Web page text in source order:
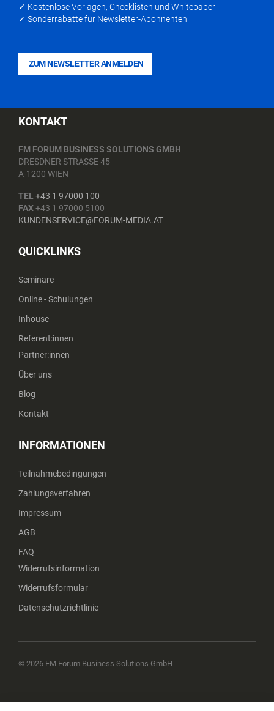
✓ Kostenlose Vorlagen, Checklisten und Whitepaper
✓ Sonderrabatte für Newsletter-Abonnenten
ZUM NEWSLETTER ANMELDEN
KONTAKT
FM FORUM BUSINESS SOLUTIONS GMBH
DRESDNER STRASSE 45
A-1200 WIEN
TEL +43 1 97000 100
FAX+43 1 97000 5100
KUNDENSERVICE@FORUM-MEDIA.AT
QUICKLINKS
Seminare
Online - Schulungen
Inhouse
Referent:innen
Partner:innen
Über uns
Blog
Kontakt
INFORMATIONEN
Teilnahmebedingungen
Zahlungsverfahren
Impressum
AGB
FAQ
Widerrufsinformation
Widerrufsformular
Datenschutzrichtlinie
© 2026 FM Forum Business Solutions GmbH